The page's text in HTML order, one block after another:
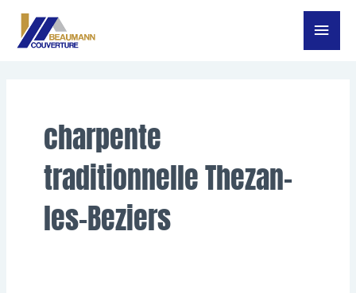
Aller
Menu
charpente
traditionnelle Thezan-
les-Beziers